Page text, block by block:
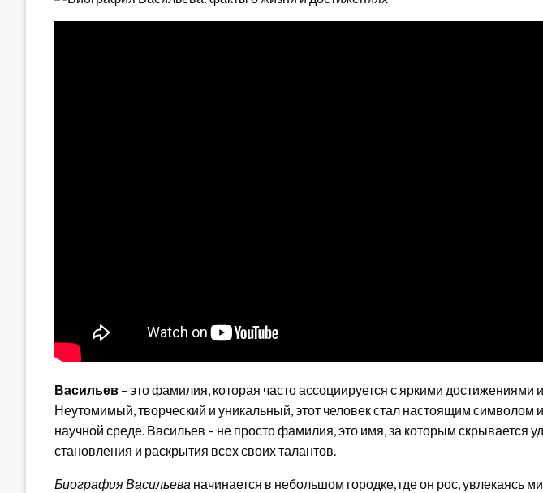
Васильев – это фамилия, которая часто ассоциируется с яркими достижениями
Неутомимый, творческий и уникальный, этот человек стал настоящим символом
научной среде. Васильев – не просто фамилия, это имя, за которым скрывается
становления и раскрытия всех своих талантов.
Биография Васильева начинается в небольшом городке, где он рос, увлекаясь